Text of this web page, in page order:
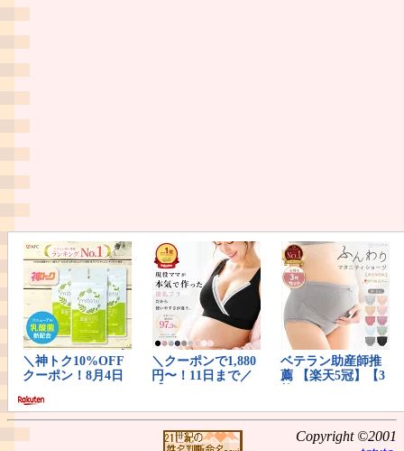
Copyright ©2001